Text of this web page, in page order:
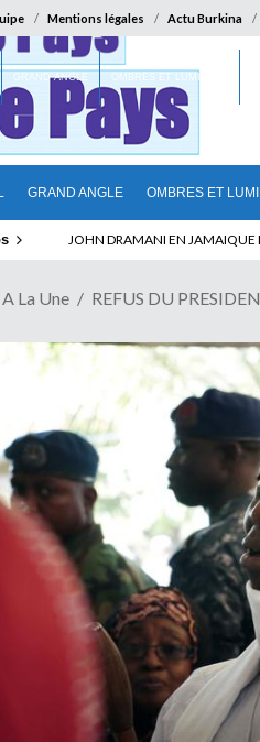
Mentions légales Actu Burkina
GRAND ANGLE OMBRES ET
GRAND ANGLE OMBRES ET LUMIÈRES
ELECTION DE TALON A LA
A La Une REFUS DU